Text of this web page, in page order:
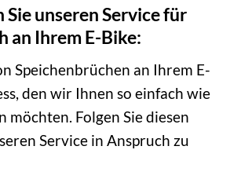
Sie unseren Service für
an Ihrem E-Bike:
Speichenbrüchen an Ihrem E-
den wir Ihnen so einfach wie
möchten. Folgen Sie diesen
Service in Anspruch zu